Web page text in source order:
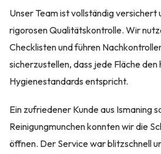
Unser Team ist vollständig
rigorosen Qualitätskontrolle. Wir
Checklisten und führen
sicherzustellen, dass jede Fläche den
Hygienestandards entspricht.
Ein zufriedener Kunde aus Ismaning
Reinigungmunchen konnten wir die
öffnen. Der Service war blitzschnell